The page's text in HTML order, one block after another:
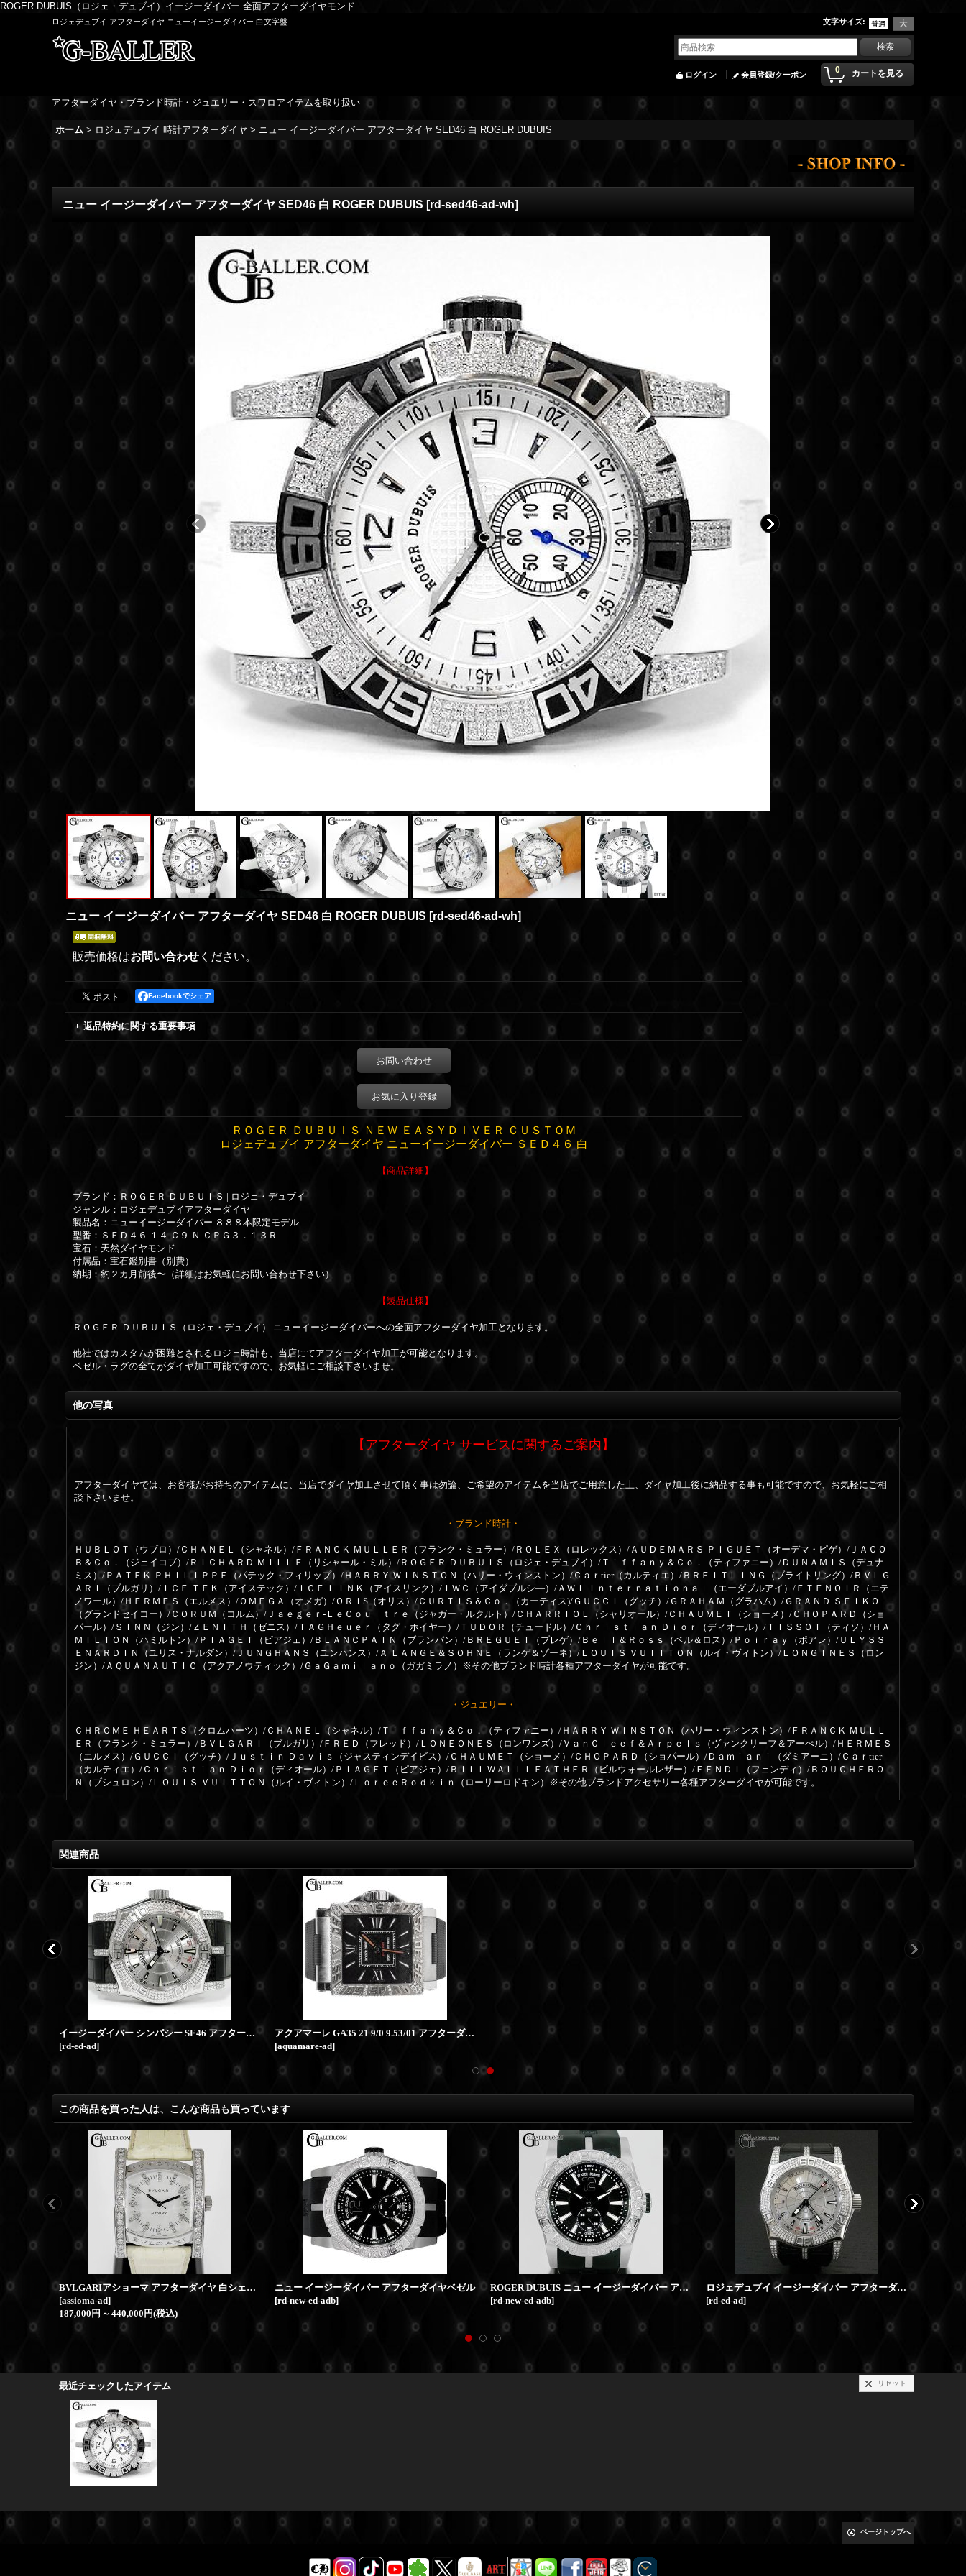
ROGER DUBUIS（ロジェ・デュブイ）イージーダイバー 全面アフターダイヤモンド
ロジェデュブイ アフターダイヤ ニューイージーダイバー 白文字盤 文字サイズ:
0 カートを見る
ログイン 会員登録/クーポン
アフターダイヤ・ブランド時計・ジュエリー・スワロアイテムを取り扱い
ホーム > ロジェデュブイ 時計アフターダイヤ > ニュー イージーダイバー アフターダイヤ SED46 白 ROGER DUBUIS
ニュー イージーダイバー アフターダイヤ SED46 白 ROGER DUBUIS [rd-sed46-ad-wh]
ニュー イージーダイバー アフターダイヤ SED46 白 ROGER DUBUIS [rd-sed46-ad-wh]
販売価格はお問い合わせ ください。
Facebookでシェア
返品特約に関する重要事項
お問い合わせ
お気に入り登録
ＲＯＧＥＲ ＤＵＢＵＩＳ ＮＥＷ ＥＡＳＹＤＩＶＥＲ ＣＵＳＴＯＭ
ロジェデュブイ アフターダイヤ ニューイージーダイバー ＳＥＤ４６ 白
【商品詳細】
ブランド：ＲＯＧＥＲ ＤＵＢＵＩＳ | ロジェ・デュブイ
ジャンル：ロジェデュブイアフターダイヤ
製品名：ニューイージーダイバー ８８８本限定モデル
型番：ＳＥＤ４６ １４ Ｃ９.Ｎ ＣＰＧ３．１３Ｒ
宝石：天然ダイヤモンド
付属品：宝石鑑別書（別費）
納期：約２カ月前後〜（詳細はお気軽にお問い合わせ下さい）
【製品仕様】
ＲＯＧＥＲ ＤＵＢＵＩＳ（ロジェ・デュブイ） ニューイージーダイバーへの全面アフターダイヤ加工となります。
他社ではカスタムが困難とされるロジェ時計も、当店にてアフターダイヤ加工が可能となります。
ベゼル・ラグの全てがダイヤ加工可能ですので、お気軽にご相談下さいませ。
他の写真
【アフターダイヤ サービスに関するご案内】
アフターダイヤでは、お客様がお持ちのアイテムに、当店でダイヤ加工させて頂く事は勿論、ご希望のアイテムを当店でご用意した上、ダイヤ加工後に納品する事も可能ですので、お気軽にご相
談下さいませ。
・ブランド時計・
ＨＵＢＬＯＴ（ウブロ）/ＣＨＡＮＥＬ（シャネル）/ＦＲＡＮＣＫ ＭＵＬＬＥＲ（フランク・ミュラー）/ＲＯＬＥＸ（ロレックス）/ＡＵＤＥＭＡＲＳ ＰＩＧＵＥＴ（オーデマ・ピゲ）/ＪＡＣＯ
Ｂ＆Ｃｏ．（ジェイコブ）/ＲＩＣＨＡＲＤ ＭＩＬＬＥ（リシャール・ミル）/ＲＯＧＥＲ ＤＵＢＵＩＳ（ロジェ・デュブイ）/Ｔｉｆｆａｎｙ＆Ｃｏ．（ティファニー）/ＤＵＮＡＭＩＳ（デュナ
ミス）/ＰＡＴＥＫ ＰＨＩＬＩＰＰＥ（パテック・フィリップ）/ＨＡＲＲＹ ＷＩＮＳＴＯＮ（ハリー・ウィンストン）/Ｃａｒtier（カルティエ）/ＢＲＥＩＴＬＩＮＧ（ブライトリング）/ＢＶＬＧ
ＡＲＩ（ブルガリ）/ＩＣＥ ＴＥＫ（アイステック）/ＩＣＥ ＬＩＮＫ（アイスリンク）/ＩＷＣ（アイダブルシ―）/ＡＷＩ Ｉｎｔｅｒｎａｔｉｏｎａｌ（エーダブルアイ）/ＥＴＥＮＯＩＲ（エテ
ノワール）/ＨＥＲＭＥＳ（エルメス）/ＯＭＥＧＡ（オメガ）/ＯＲＩS（オリス）/ＣＵＲＴＩＳ＆Ｃｏ．（カーティス)/ＧＵＣＣＩ（グッチ）/ＧＲＡＨＡＭ（グラハム）/ＧＲＡＮＤ ＳＥＩＫＯ
（グランドセイコー）/ＣＯＲＵＭ（コルム）/Ｊａｅｇｅｒ-ＬｅＣｏｕｌｔｒｅ（ジャガー・ルクルト）/ＣＨＡＲＲＩＯＬ（シャリオール）/ＣＨＡＵＭＥＴ（ショーメ）/ＣＨＯＰＡＲＤ（ショ
パール）/ＳＩＮＮ（ジン）/ＺＥＮＩＴＨ（ゼニス）/ＴＡＧＨｅｕｅｒ（タグ・ホイヤー）/ＴＵＤＯＲ（チュードル）/Ｃｈｒｉｓｔｉａｎ Ｄｉｏｒ（ディオール）/ＴＩＳＳＯＴ（ティソ）/ＨＡ
ＭＩＬＴＯＮ（ハミルトン）/ＰＩＡＧＥＴ（ピアジェ）/ＢＬＡＮＣＰＡＩＮ（ブランパン）/ＢＲＥＧＵＥＴ（ブレゲ）/Ｂｅｌｌ＆Ｒｏｓｓ（ベル＆ロス）/Ｐｏｉｒａｙ（ポアレ）/ＵＬＹＳＳ
ＥＮＡＲＤＩＮ（ユリス・ナルダン）/ＪＵＮＧＨＡＮＳ（ユンハンス）/Ａ ＬＡＮＧＥ＆ＳＯＨＮＥ（ランゲ＆ゾーネ）/ＬＯＵＩＳ ＶＵＩＴＴＯＮ（ルイ・ヴィトン）/ＬＯＮＧＩＮＥＳ（ロン
ジン）/ＡＱＵＡＮＡＵＴＩＣ（アクアノウティック）/ＧａＧａｍｉｌａｎｏ（ガガミラノ）※その他ブランド時計各種アフターダイヤが可能です。
・ジュエリー・
ＣＨＲＯＭＥ ＨＥＡＲＴＳ（クロムハーツ）/ＣＨＡＮＥＬ（シャネル）/Ｔｉｆｆａｎｙ＆Ｃｏ．（ティファニー）/ＨＡＲＲＹ ＷＩＮＳＴＯＮ（ハリー・ウィンストン）/ＦＲＡＮＣＫ ＭＵＬＬ
ＥＲ（フランク・ミュラー）/ＢＶＬＧＡＲＩ（ブルガリ）/ＦＲＥＤ（フレッド）/ＬＯＮＥＯＮＥＳ（ロンワンズ）/ＶａｎＣｌｅｅｆ＆Ａｒｐｅｌｓ（ヴァンクリーフ＆アーぺル）/ＨＥＲＭＥＳ
（エルメス）/ＧＵＣＣＩ（グッチ）/Ｊｕｓｔｉｎ Ｄａｖｉｓ（ジャスティンデイビス）/ＣＨＡＵＭＥＴ（ショーメ）/ＣＨＯＰＡＲＤ（ショパール）/Ｄａｍｉａｎｉ（ダミアーニ）/Ｃａｒtier
（カルティエ）/Ｃｈｒｉｓｔｉａｎ Ｄｉｏｒ（ディオール）/ＰＩＡＧＥＴ（ピアジェ）/ＢＩＬＬＷＡＬＬＬＥＡＴＨＥＲ（ビルウォールレザー）/ＦＥＮＤＩ（フェンディ）/ＢＯＵＣＨＥＲＯ
Ｎ（ブシュロン）/ＬＯＵＩＳ ＶＵＩＴＴＯＮ（ルイ・ヴィトン）/ＬｏｒｅｅＲｏｄｋｉｎ（ローリーロドキン）※その他ブランドアクセサリー各種アフターダイヤが可能です。
関連商品
ロジェデュブイアフターダイヤ | エクスカリバー42 RDDBEX0354
イージーダイバー シンパシー SE46 アフターダイヤ
[rd-ed-ad]
アクアマーレ GA35 21 9/0 9.53/01 アフターダイヤ
[aquamare-ad]
この商品を買った人は、こんな商品も買っています
BVLGARIアショーマ アフターダイヤ 白シェルダイヤ
[assioma-ad]
187,000円 ～ 440,000円(税込)
ニュー イージーダイバー アフターダイヤベゼル
[rd-new-ed-adb]
ROGER DUBUIS ニュー イージーダイバー アフターダイヤ
[rd-new-ed-adb]
ロジェデュブイ イージーダイバー アフターダイヤ
[rd-ed-ad]
最近チェックしたアイテム リセット
ページトップへ